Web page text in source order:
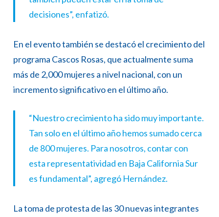
decisiones”, enfatizó.
En el evento también se destacó el crecimiento del
programa Cascos Rosas, que actualmente suma
más de 2,000 mujeres a nivel nacional, con un
incremento significativo en el último año.
“Nuestro crecimiento ha sido muy importante.
Tan solo en el último año hemos sumado cerca
de 800 mujeres. Para nosotros, contar con
esta representatividad en Baja California Sur
es fundamental”, agregó Hernández.
La toma de protesta de las 30 nuevas integrantes